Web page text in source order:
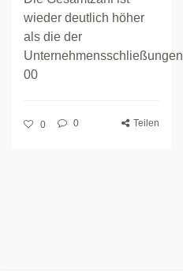
wieder deutlich höher
als die der
Unternehmensschließungen.
00
0 0 Teilen